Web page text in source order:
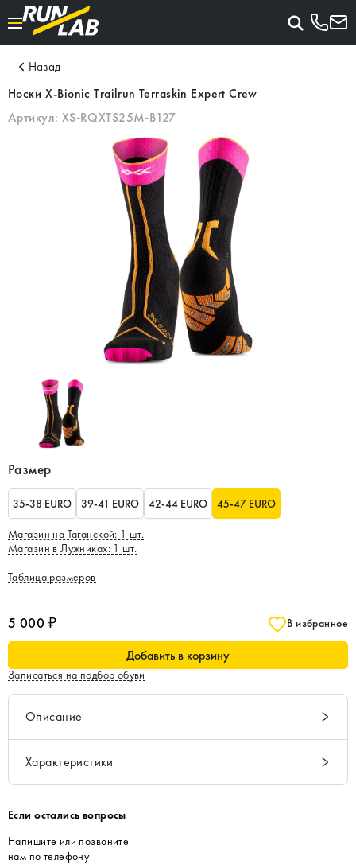
Назад
Носки X-Bionic Trailrun Terraskin Expert Crew
Артикул: XS-RQXTS25M-B127
Размер
35-38 EURO 39-41 EURO 42-44 EURO 45-47 EURO
Магазин на Таганской: 1 шт.
Магазин в Лужниках: 1 шт.
Таблица размеров
5 000 ₽ В избранное
Добавить в корзину
Записаться на подбор обуви
Описание
Характеристики
Если остались вопросы
Напишите или позвоните
нам по телефону